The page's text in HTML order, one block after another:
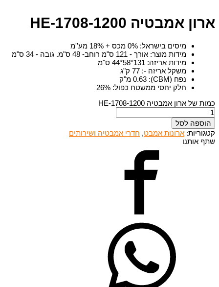
ארון אמבטיה HE-1708-1200
מיסים בישראל: 0% מכס + 18% מע''מ
מידות מוצר: אורך - 121 ס"מ רוחב- 48 ס"מ. גובה - 34 ס"מ
מידות אריזה: 131*58*44 ס"מ
משקל אריזה -: 77 ק"ג
נפח (CBM)
: 0.63 מ"ק
חלק יחסי ממשטח כפול:
26%
כמות של ארון אמבטיה HE-1708-1200
הוספה לסל
קטגוריות: ארונות אמבט, חדרי אמבטיה ושירותים
שתף אותנו